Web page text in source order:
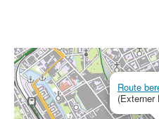
Route
(Externer